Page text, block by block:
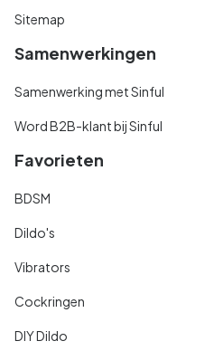
Sitemap
Samenwerkingen
Samenwerking met Sinful
Word B2B-klant bij Sinful
Favorieten
BDSM
Dildo's
Vibrators
Cockringen
DIY Dildo